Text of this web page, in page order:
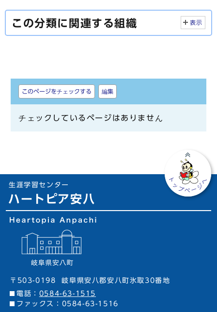
この分類に関連する組織 表示
しおり
このページをチェックする 編集
チェックしているページはありません
生涯学習センター
ハートピア安八
〒503-0198
岐阜県安八郡安八町氷取30番地
電話： 0584-63-1515
ファックス：0584-63-1516